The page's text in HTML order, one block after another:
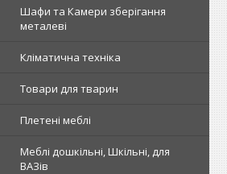
Шафи та Камери зберігання
металеві
Кліматична техніка
Товари для тварин
Плетені меблі
Меблі дошкільні, Шкільні, для
ВАЗів